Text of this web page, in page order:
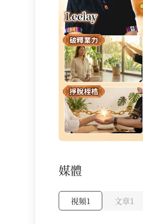
媒體內容列表
媒體
視頻1 文章1